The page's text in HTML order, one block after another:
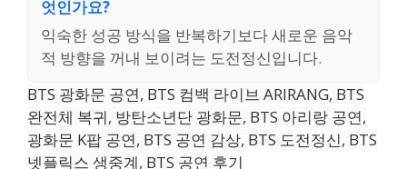
엇인가요?
익숙한 성공 방식을 반복하기보다 새로운 음악
적 방향을 꺼내 보이려는 도전정신입니다.
BTS 광화문 공연, BTS 컴백 라이브 ARIRANG, BTS
완전체 복귀, 방탄소년단 광화문, BTS 아리랑 공연,
광화문 K팝 공연, BTS 공연 감상, BTS 도전정신, BTS
넷플릭스 생중계, BTS 공연 후기